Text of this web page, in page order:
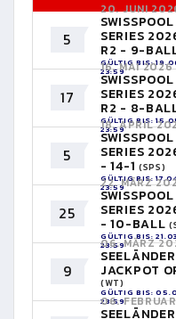
5
20. JUNI
SWISSPOOL
SERIES
R2 - 9-
GÜLTIG BIS:
23:59
17
16. MAI 2026
SWISSPOOL
SERIES
R2 - 8-
GÜLTIG BIS:
23:59
5
18. APRIL
SWISSPOOL
SERIES
- 14-1 (SPS)
GÜLTIG BIS:
23:59
25
22. MÄRZ
SWISSPOOL
SERIES
- 10-BALL
GÜLTIG BIS:
23:59
9
06. MÄRZ
SEELÄNDER
JACKPOT
(WT)
GÜLTIG BIS:
23:59
06.
SEELÄNDER